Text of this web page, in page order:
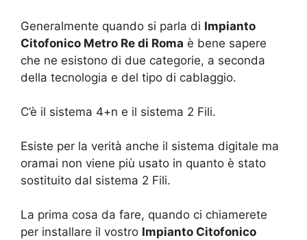
Generalmente quando si parla di Impianto
Citofonico Metro Re di Roma è bene sapere
che ne esistono di due categorie, a seconda
della tecnologia e del tipo di cablaggio.
C’è il sistema 4+n e il sistema 2 Fili.
Esiste per la verità anche il sistema digitale ma
oramai non viene più usato in quanto è stato
sostituito dal sistema 2 Fili.
La prima cosa da fare, quando ci chiamerete
per installare il vostro Impianto Citofonico